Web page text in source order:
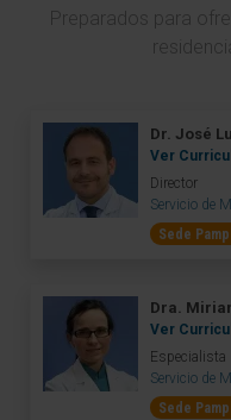
Preparados para
Dr. José
Ver
Director
Servicio de
Sede
Dra.
Ver
Especialista
Servicio de
Sede